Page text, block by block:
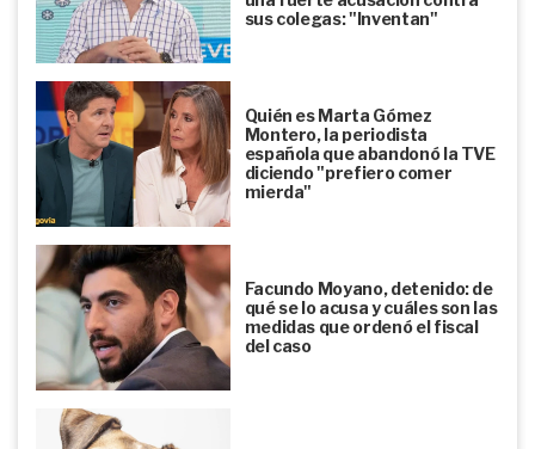
sus colegas: "Inventan"
Quién es Marta Gómez
Montero, la periodista
española que abandonó la TVE
diciendo "prefiero comer
mierda"
Facundo Moyano, detenido: de
qué se lo acusa y cuáles son las
medidas que ordenó el fiscal
del caso